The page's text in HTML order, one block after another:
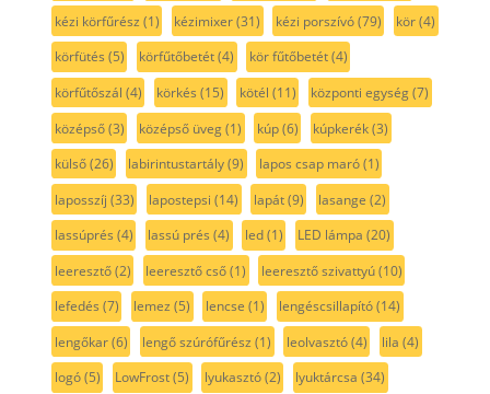
kézi körfűrész (1) kézimixer(31) kézi porszívó(79) kör(4)
körfütés (5) körfűtőbetét(4) kör fűtőbetét(4)
körfűtőszál (4) körkés (15) kötél (11) központi egység(7)
középső(3) középső üveg(1) kúp(6) kúpkerék(3)
külső(26) labirintustartály(9) lapos csap maró(1)
laposszíj (33) lapostepsi (14) lapát(9) lasange (2)
lassúprés (4) lassú prés (4) led(1) LED lámpa (20)
leeresztő(2) leeresztő cső(1) leeresztő szivattyú(10)
lefedés (7) lemez (5) lencse (1) lengéscsillapító(14)
lengőkar(6) lengő szúrófűrész (1) leolvasztó(4) lila (4)
logó(5) LowFrost(5) lyukasztó(2) lyuktárcsa (34)